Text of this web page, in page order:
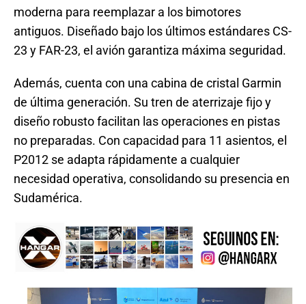
moderna para reemplazar a los bimotores
antiguos. Diseñado bajo los últimos estándares CS-
23 y FAR-23, el avión garantiza máxima seguridad.
Además, cuenta con una cabina de cristal Garmin
de última generación. Su tren de aterrizaje fijo y
diseño robusto facilitan las operaciones en pistas
no preparadas. Con capacidad para 11 asientos, el
P2012 se adapta rápidamente a cualquier
necesidad operativa, consolidando su presencia en
Sudamérica.